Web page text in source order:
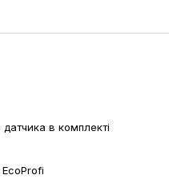
в комплекті
EcoProfi